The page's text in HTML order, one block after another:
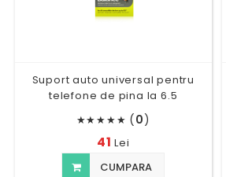
Suport auto universal pentru
telefone de pina la 6.5
★★★★★ (0)
41Lei
CUMPARA